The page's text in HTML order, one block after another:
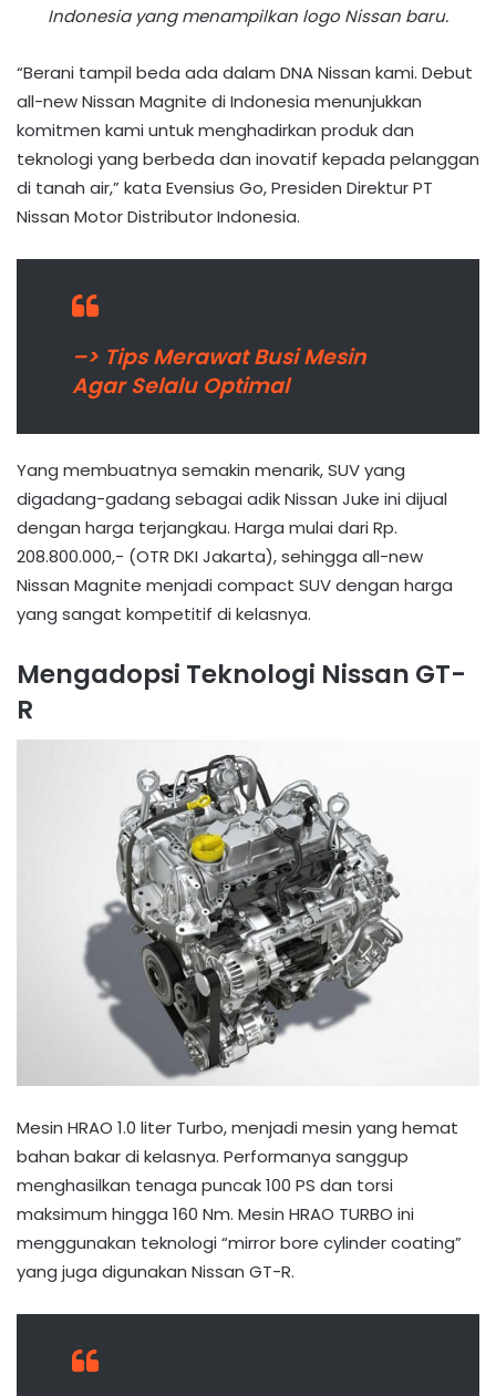
Indonesia yang menampilkan logo Nissan baru.
“Berani tampil beda ada dalam DNA Nissan kami. Debut
all-new Nissan Magnite di Indonesia menunjukkan
komitmen kami untuk menghadirkan produk dan
teknologi yang berbeda dan inovatif kepada pelanggan
di tanah air,” kata Evensius Go, Presiden Direktur PT
Nissan Motor Distributor Indonesia.
–> Tips Merawat Busi Mesin
Agar Selalu Optimal
Yang membuatnya semakin menarik, SUV yang
digadang-gadang sebagai adik Nissan Juke ini dijual
dengan harga terjangkau. Harga mulai dari Rp.
208.800.000,- (OTR DKI Jakarta), sehingga all-new
Nissan Magnite menjadi compact SUV dengan harga
yang sangat kompetitif di kelasnya.
Mengadopsi Teknologi Nissan GT-
R
Mesin HRAO 1.0 liter Turbo, menjadi mesin yang hemat
bahan bakar di kelasnya. Performanya sanggup
menghasilkan tenaga puncak 100 PS dan torsi
maksimum hingga 160 Nm. Mesin HRAO TURBO ini
menggunakan teknologi “mirror bore cylinder coating”
yang juga digunakan Nissan GT-R.